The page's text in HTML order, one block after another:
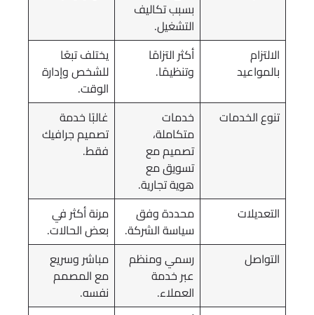
بسبب تكاليف
التشغيل.
الالتزام
بالمواعيد
أكثر التزامًا
وتنظيمًا.
يختلف تبعًا
للشخص وإدارة
الوقت.
تنوع الخدمات
خدمات
متكاملة،
تصميم مع
تسويق مع
هوية تجارية.
غالبًا خدمة
تصميم جرافيك
فقط.
التعديلات
محددة وفق
سياسة الشركة.
مرنة أكثر في
بعض الحالات.
التواصل
رسمي ومنظم
عبر خدمة
العملاء.
مباشر وسريع
مع المصمم
نفسه.